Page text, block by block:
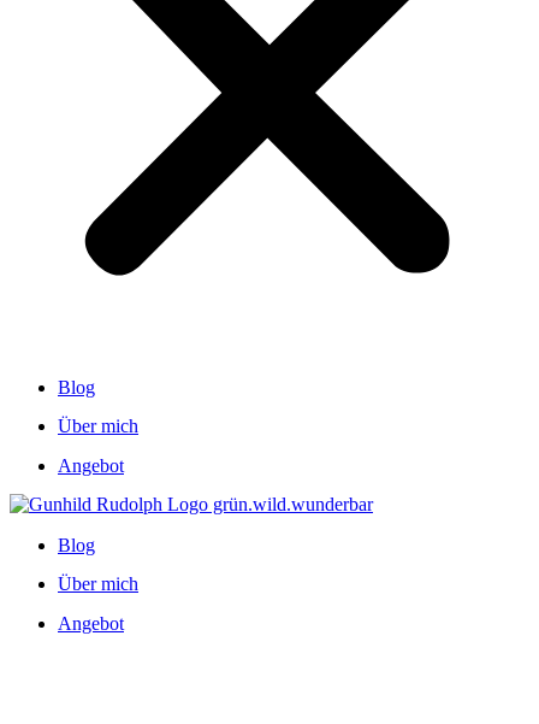
Blog
Über mich
Angebot
Blog
Über mich
Angebot